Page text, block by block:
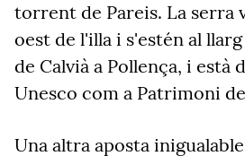
torrent de Pareis. La serra
oest de l'illa i s'estén al
de Calvià a Pollença, i està
Unesco com a Patrimoni
Una altra aposta